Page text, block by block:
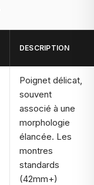
DESCRIPTION
Poignet délicat,
souvent
associé à une
morphologie
élancée. Les
montres
standards
(42mm+)